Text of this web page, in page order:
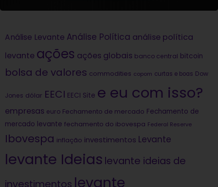
Análise Levante Análise Política análise política
levante ações ações globais banco central bitcoin
bolsa de valores commodities copom curtas e boas Dow
Jones dólar EECI EECI Site e eu com isso?
empresas euro Fechamento de mercado Fechamento de
mercado levante fechamento do ibovespa Federal Reserve
Ibovespa inflação investimentos Levante
levante Ideias levante ideias de
investimentos levante